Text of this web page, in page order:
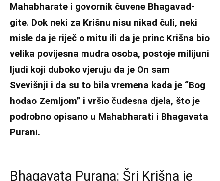
Mahabharate i govornik čuvene Bhagavad-
gite. Dok neki za Krišnu nisu nikad čuli, neki
misle da je riječ o mitu ili da je princ Krišna bio
velika povijesna mudra osoba, postoje milijuni
ljudi koji duboko vjeruju da je On sam
Svevišnji i da su to bila vremena kada je “Bog
hodao Zemljom” i vršio čudesna djela, što je
podrobno opisano u Mahabharati i Bhagavata
Purani.
Bhagavata Purana: Šri Krišna je